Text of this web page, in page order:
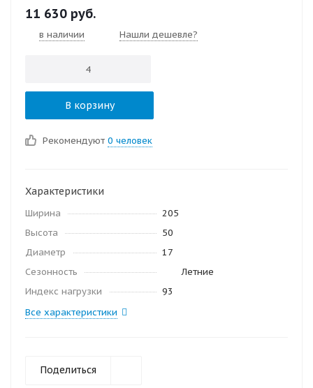
11 630 руб.
в наличии Нашли дешевле?
В корзину
Рекомендуют 0 человек
Характеристики
Ширина
205
Высота
50
Диаметр
17
Сезонность
Летние
Индекс нагрузки
93
Все характеристики
Поделиться